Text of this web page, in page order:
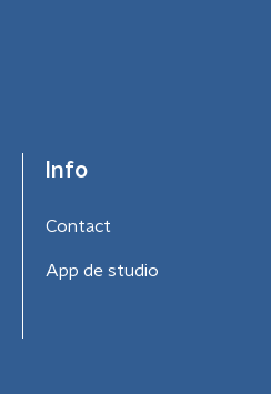
Info
Contact
App de studio